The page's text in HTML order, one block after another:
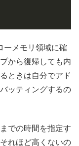
ーメモリ領域に確
から復帰しても内
ときは自分でアド
ッティングするの
での時間を指定す
れほど高くないの